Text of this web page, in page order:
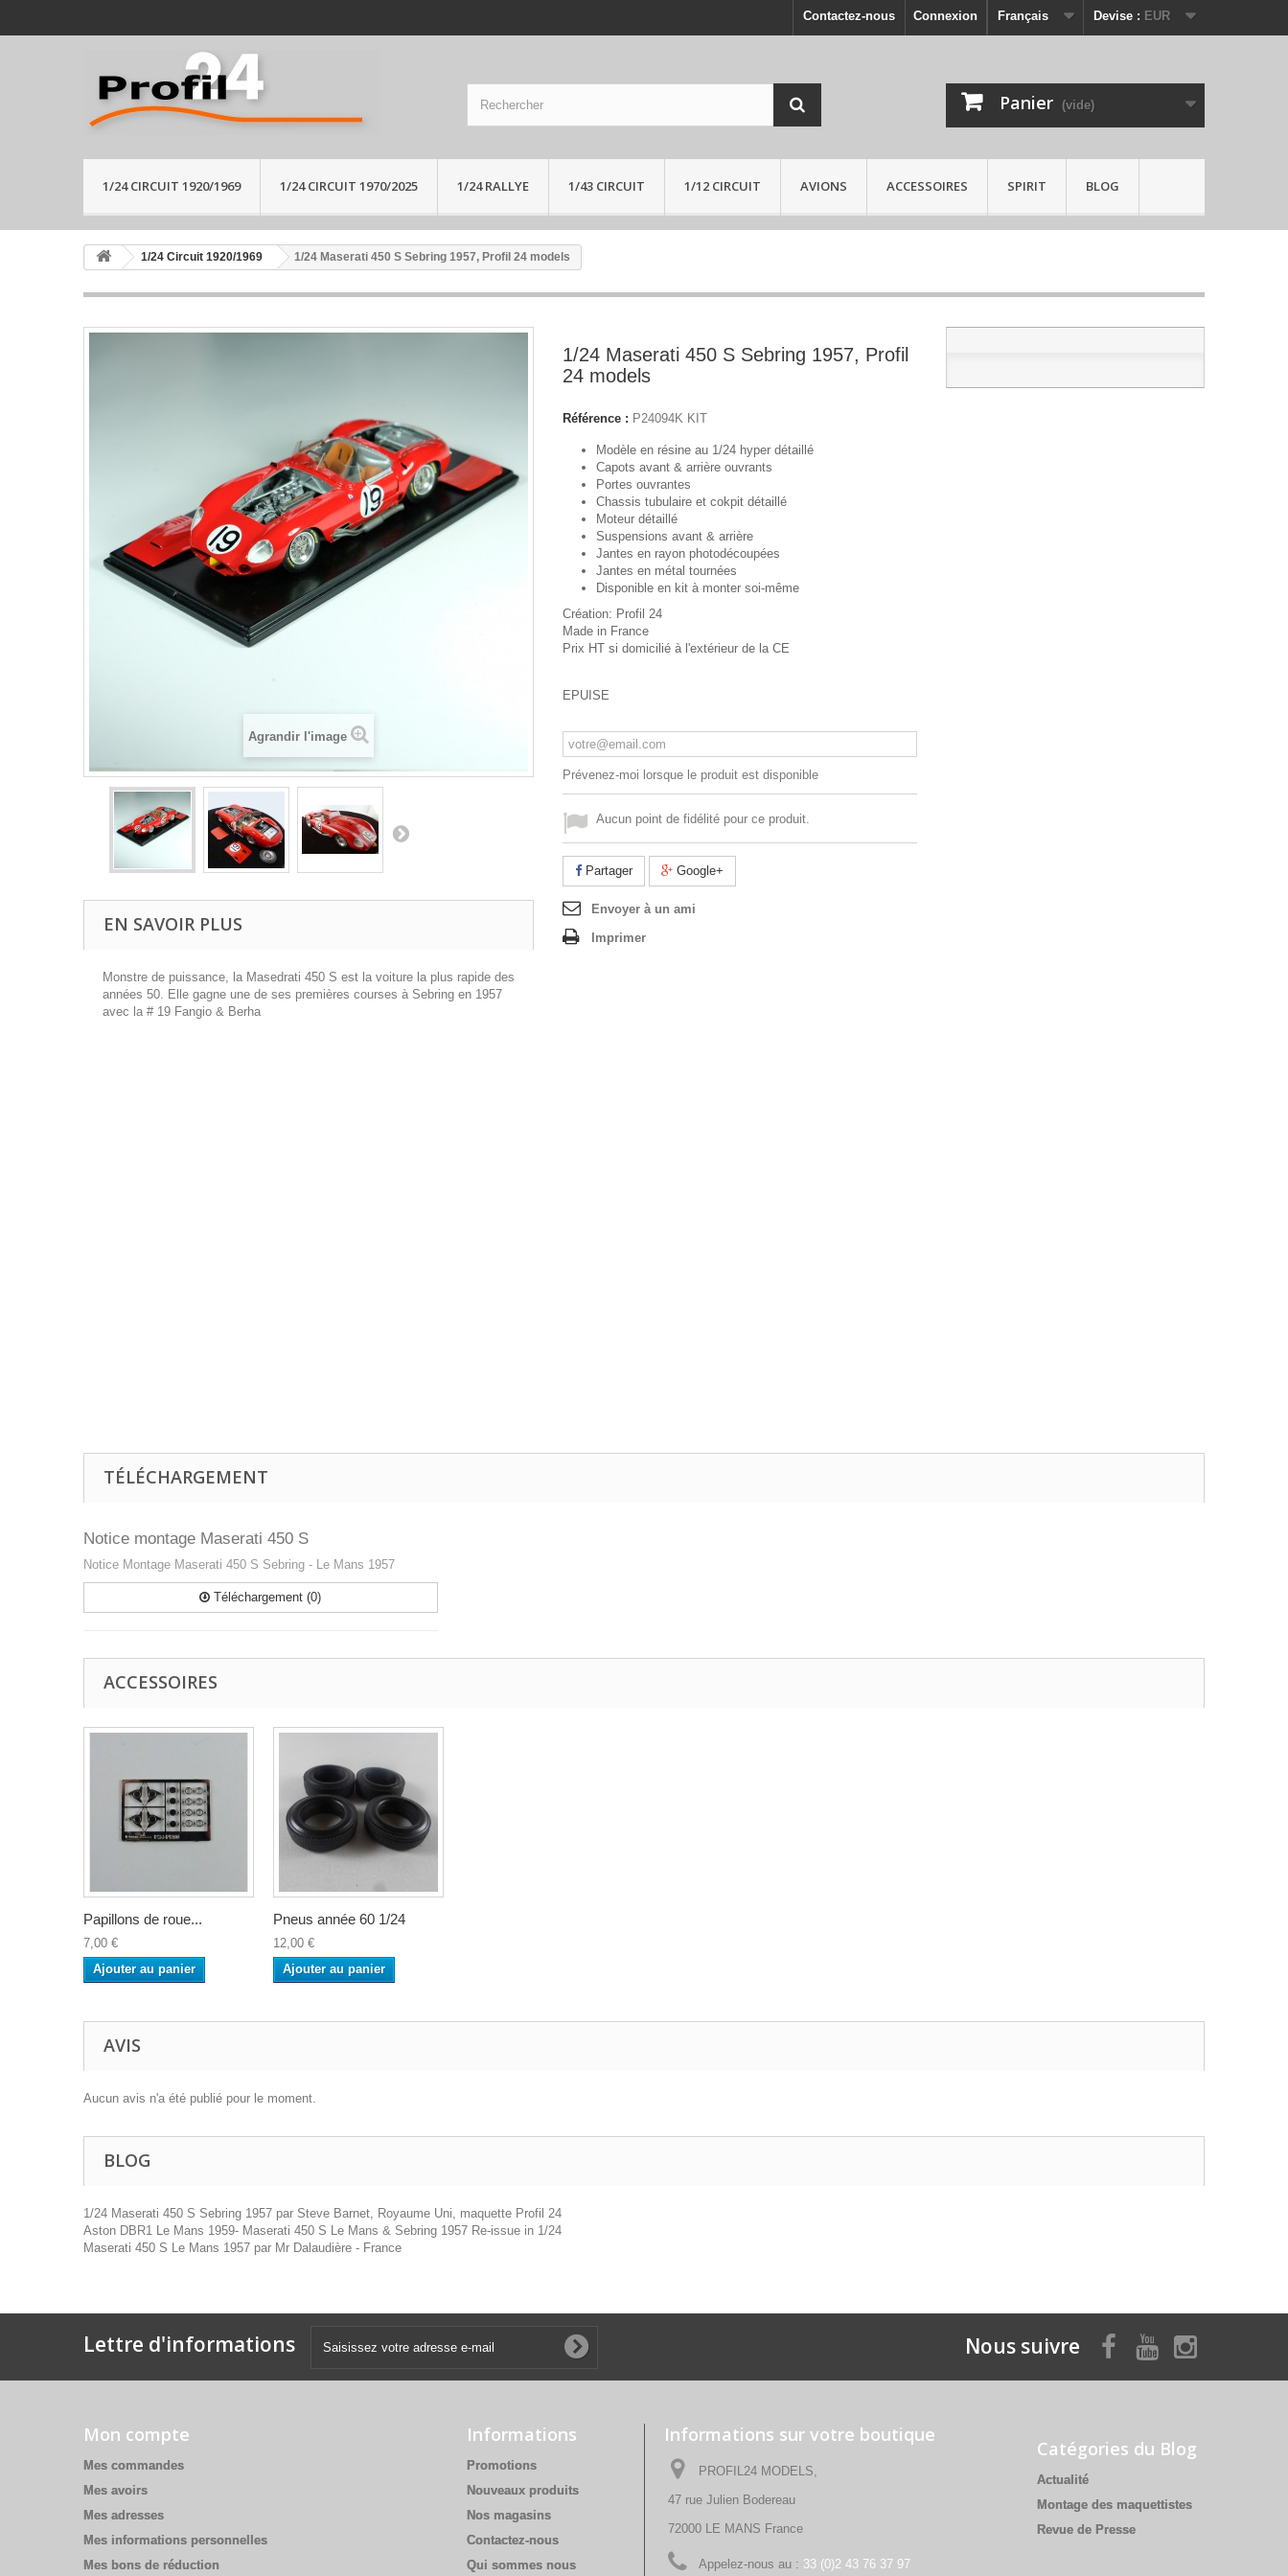
Devise : EUR
Français
Connexion
Contactez-nous
Panier (vide)
1/24 CIRCUIT 1920/1969 1/24 CIRCUIT 1970/2025 1/24 RALLYE 1/43 CIRCUIT 1/12 CIRCUIT AVIONS ACCESSOIRES SPIRIT BLOG
1/24 Circuit 1920/1969 1/24 Maserati 450 S Sebring 1957, Profil 24 models
Agrandir l'image
EN SAVOIR PLUS
Monstre de puissance, la Masedrati 450 S est la voiture la plus rapide des
années 50. Elle gagne une de ses premières courses à Sebring en 1957
avec la # 19 Fangio & Berha
1/24 Maserati 450 S Sebring 1957, Profil
24 models
Référence : P24094K KIT
Modèle en résine au 1/24 hyper détaillé
Capots avant & arrière ouvrants
Portes ouvrantes
Chassis tubulaire et cokpit détaillé
Moteur détaillé
Suspensions avant & arrière
Jantes en rayon photodécoupées
Jantes en métal tournées
Disponible en kit à monter soi-même
Création: Profil 24
Made in France
Prix HT si domicilié à l'extérieur de la CE
EPUISE
Prévenez-moi lorsque le produit est disponible
Aucun point de fidélité pour ce produit.
Partager Google+
Envoyer à un ami
Imprimer
TÉLÉCHARGEMENT
Notice montage Maserati 450 S
Notice Montage Maserati 450 S Sebring - Le Mans 1957
Téléchargement (0)
ACCESSOIRES
Papillons de roue...
7,00 €
Ajouter au panier
Pneus année 60 1/24
12,00 €
Ajouter au panier
AVIS
Aucun avis n'a été publié pour le moment.
BLOG
1/24 Maserati 450 S Sebring 1957 par Steve Barnet, Royaume Uni, maquette Profil 24
Aston DBR1 Le Mans 1959- Maserati 450 S Le Mans & Sebring 1957 Re-issue in 1/24
Maserati 450 S Le Mans 1957 par Mr Dalaudière - France
Lettre d'informations Nous suivre
Mon compte
Mes commandes
Mes avoirs
Mes adresses
Mes informations personnelles
Mes bons de réduction
Informations
Promotions
Nouveaux produits
Nos magasins
Contactez-nous
Qui sommes nous
Informations sur votre boutique
PROFIL24 MODELS,
47 rue Julien Bodereau
72000 LE MANS France
Appelez-nous au : 33 (0)2 43 76 37 97
Catégories du Blog
Actualité
Montage des maquettistes
Revue de Presse